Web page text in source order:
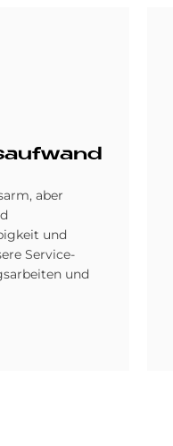
aber
und
Service-
und